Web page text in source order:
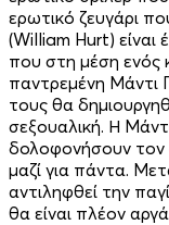
ερωτικό ζευγάρι
(William Hurt) είναι
που στη μέση ενός
παντρεμένη Μάντι
τους θα
σεξουαλική. Η
δολοφονήσουν τον
μαζί για πάντα.
αντιληφθεί την
θα είναι πλέον